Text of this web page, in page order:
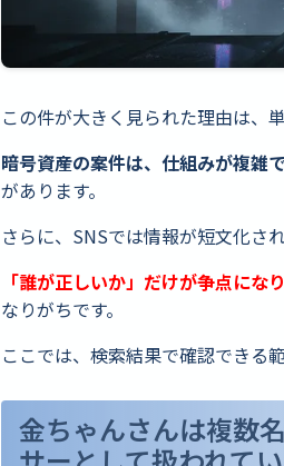
この件が大きく見られた理由は、
暗号資産の案件は、仕組みが複雑
があります。
さらに、SNSでは情報が短文化され
「誰が正しいか」だけが争点にな
なりがちです。
ここでは、検索結果で確認できる
金ちゃんさんは複数